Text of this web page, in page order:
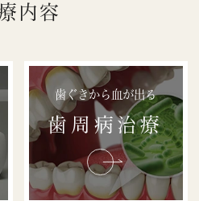
内容
歯ぐきから血が出る
歯周病治療